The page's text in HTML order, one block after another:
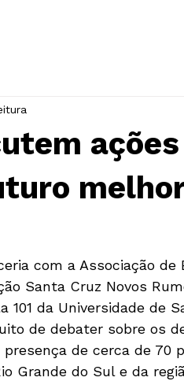
com a Associação de
Santa Cruz Novos
da Universidade de
de debater sobre os
de cerca de 70
Grande do Sul e da